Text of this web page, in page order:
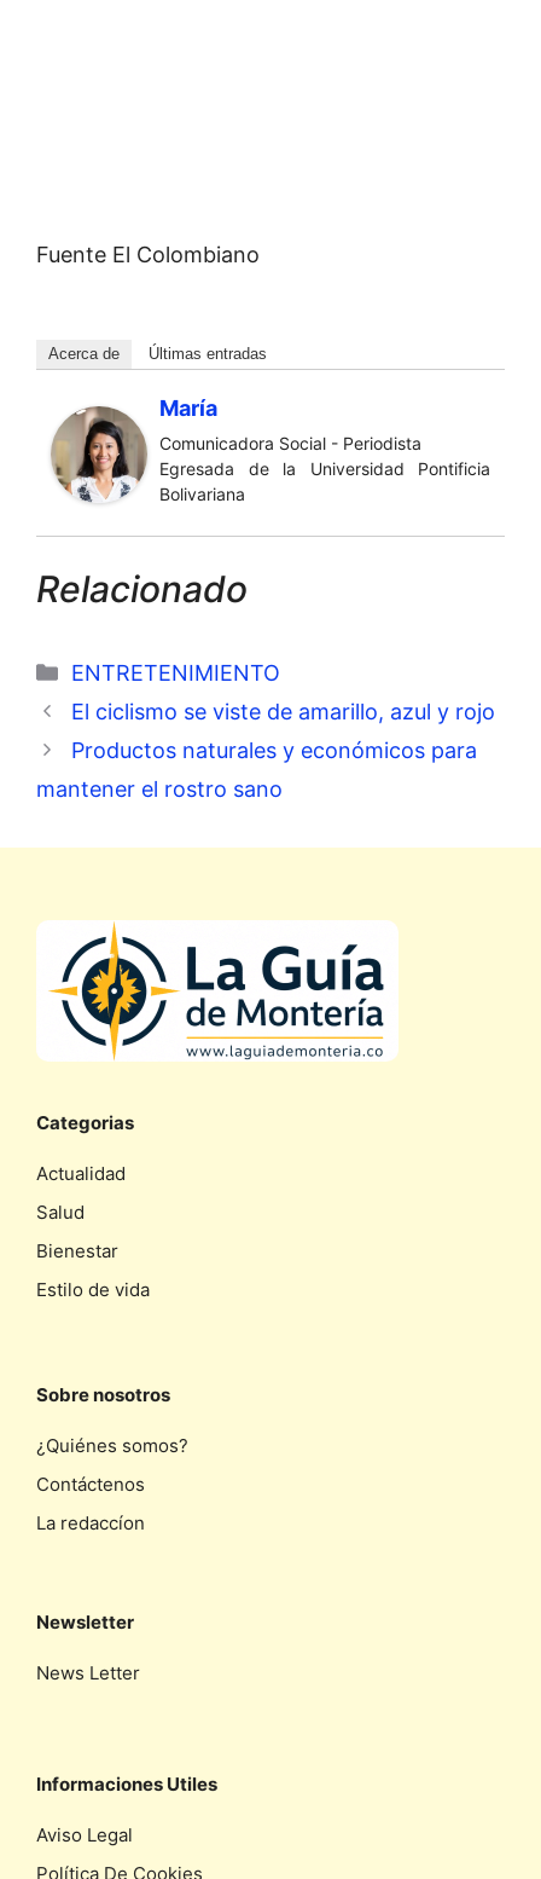
Fuente El Colombiano
Acerca de Últimas entradas
María
Comunicadora Social - Periodista
Egresada de la Universidad Pontificia
Bolivariana
Relacionado
Categorías
ENTRETENIMIENTO
El ciclismo se viste de amarillo, azul y rojo
Productos naturales y económicos para
mantener el rostro sano
Categorias
Actualidad
Salud
Bienestar
Estilo de vida
Sobre nosotros
¿Quiénes somos?
Contáctenos
La redaccíon
Newsletter
News Letter
Informaciones Utiles
Aviso Legal
Política De Cookies